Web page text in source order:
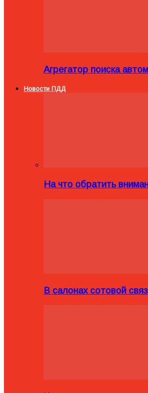
Агрегатор поиска
Новости ПДД
На что обратить
В салонах сотовой